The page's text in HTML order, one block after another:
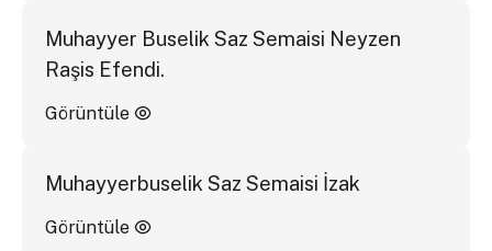
Muhayyer Buselik Saz Semaisi Neyzen
Raşis Efendi.
Görüntüle
Muhayyerbuselik Saz Semaisi İzak
Görüntüle